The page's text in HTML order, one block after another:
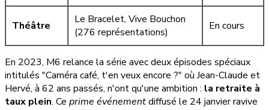
Théâtre
Le Bracelet, Vive Bouchon
(276 représentations)
En cours
En 2023, M6 relance la série avec deux épisodes spéciaux
intitulés "Caméra café, t'en veux encore ?" où Jean-Claude et
Hervé, à 62 ans passés, n'ont qu'une ambition : la retraite à
taux plein. Ce prime événementdiffusé le 24 janvier ravive